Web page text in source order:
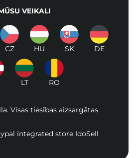
VEIKALI
CZ HU SK DE
LT RO
Visas tiesības aizsargātas